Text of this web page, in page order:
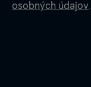
osobných údajov.